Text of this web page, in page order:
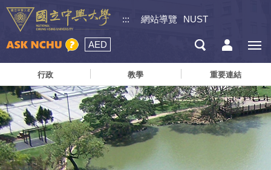
::: 網站導覽 NUST
AED
行政 教學 重要連結